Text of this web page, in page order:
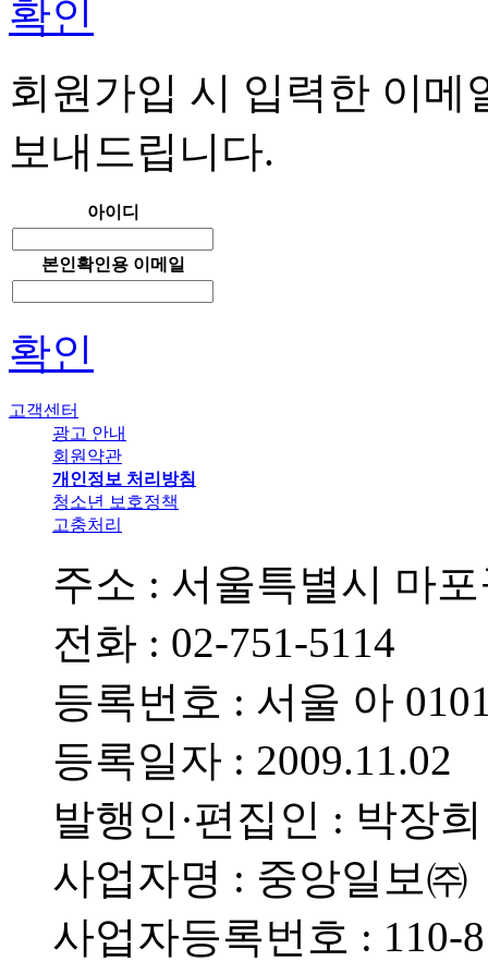
확인
회원가입 시 입력한 이메
보내드립니다.
아이디
본인확인용 이메일
확인
고객센터
광고 안내
회원약관
개인정보 처리방침
청소년 보호정책
고충처리
주소 : 서울특별시 마
전화 : 02-751-5114
등록번호 : 서울 아
등록일자 : 2009.11.02
발행인·편집인 : 박장희
사업자명 : 중앙일보㈜
사업자등록번호 : 110-